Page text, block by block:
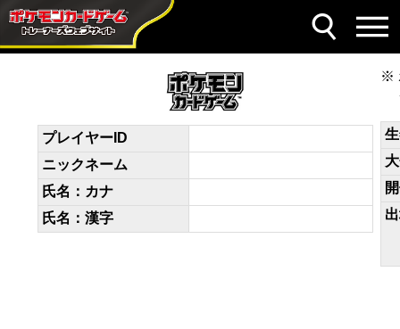
デッキコード
bfVvfV-kMCYG8-kFv5bV
プレイヤーID
ニックネーム
氏名：カナ
氏名：漢字